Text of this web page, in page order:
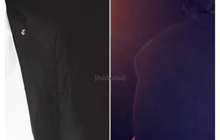
[Publicidad]